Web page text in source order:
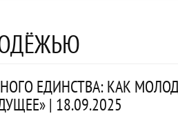
ЕДИНСТВА: КАК
| 18.09.2025